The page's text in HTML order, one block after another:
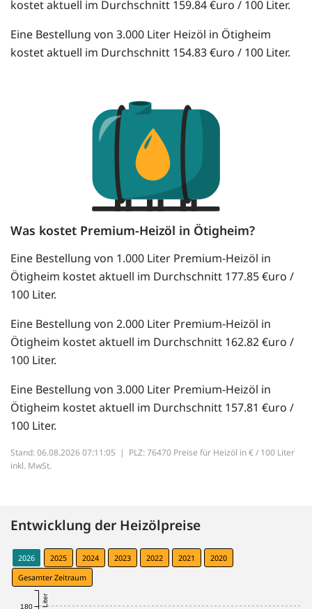
kostet aktuell im Durchschnitt 159.84 €uro / 100 Liter.
Eine Bestellung von 3.000 Liter Heizöl in Ötigheim
kostet aktuell im Durchschnitt 154.83 €uro / 100 Liter.
Was kostet Premium-Heizöl in Ötigheim?
Eine Bestellung von 1.000 Liter Premium-Heizöl in
Ötigheim kostet aktuell im Durchschnitt 177.85 €uro /
100 Liter.
Eine Bestellung von 2.000 Liter Premium-Heizöl in
Ötigheim kostet aktuell im Durchschnitt 162.82 €uro /
100 Liter.
Eine Bestellung von 3.000 Liter Premium-Heizöl in
Ötigheim kostet aktuell im Durchschnitt 157.81 €uro /
100 Liter.
Stand: 06.08.2026 07:11:05 | PLZ: 76470 Preise für Heizöl in € / 100 Liter
inkl. MwSt.
Entwicklung der Heizölpreise
2026 2025 2024 2023 2022 2021
2020
Gesamter Zeitraum
180